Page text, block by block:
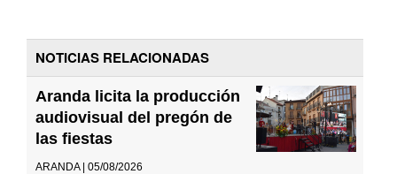
NOTICIAS RELACIONADAS
Aranda licita la producción
audiovisual del pregón de
las fiestas
ARANDA | 05/08/2026